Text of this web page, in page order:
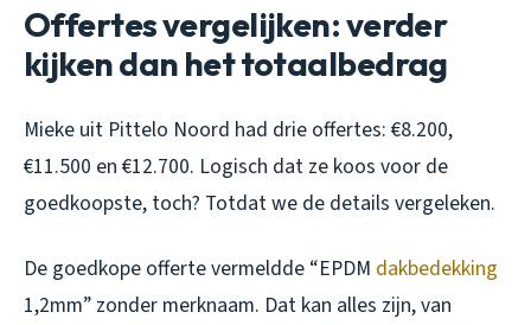
Offertes vergelijken: verder
kijken dan het totaalbedrag
Mieke uit Pittelo Noord had drie offertes: €8.200,
€11.500 en €12.700. Logisch dat ze koos voor de
goedkoopste, toch? Totdat we de details vergeleken.
De goedkope offerte vermeldde “EPDM dakbedekking
1,2mm” zonder merknaam. Dat kan alles zijn, van